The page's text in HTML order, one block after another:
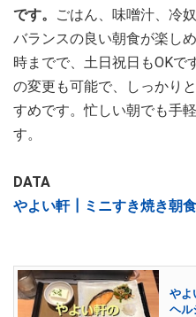
です。
ごはん、味噌汁、冷
バランスの良い朝食が楽し
時までで、土日祝日もOKで
の変更も可能で、しっかり
すめです。忙しい朝でも手
す。
DATA
やよい軒┃ミニすき焼き朝食
やよ
ヘル